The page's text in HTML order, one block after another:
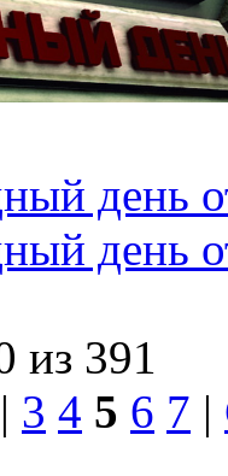
день
день
из 391
| 3 4 5 6 7 |